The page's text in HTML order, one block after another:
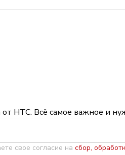
от НТС. Всё самое важное и
свое согласие на сбор,